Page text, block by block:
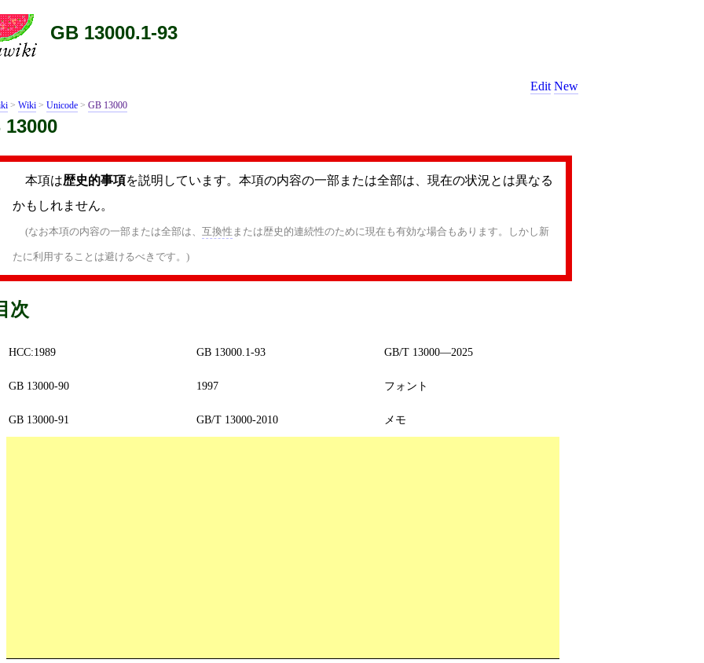
GB 13000.1-93
Edit New
> Wiki > Unicode > GB 13000
13000
本項は歴史的事項を説明しています。本項の内容の一部または全部は、現在の状況とは異なる
かもしれません。
(なお本項の内容の一部または全部は、 互換性 または歴史的連続性のために現在も有効な場合もあります。しかし新
たに利用することは避けるべきです。)
次
HCC:1989
GB 13000-90
GB 13000-91
GB 13000.1-93
1997
GB/T 13000-2010
GB/T 13000—2025
フォント
メモ